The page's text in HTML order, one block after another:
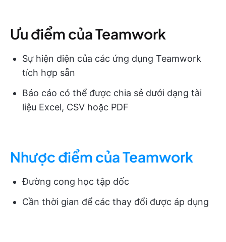
Ưu điểm của Teamwork
Sự hiện diện của các ứng dụng Teamwork
tích hợp sẵn
Báo cáo có thể được chia sẻ dưới dạng tài
liệu Excel, CSV hoặc PDF
Nhược điểm của Teamwork
Đường cong học tập dốc
Cần thời gian để các thay đổi được áp dụng